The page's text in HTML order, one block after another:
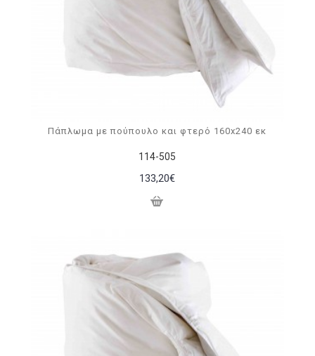
114-505
Πάπλωμα με πούπουλο και φτερό 160x240 εκ
133,20€